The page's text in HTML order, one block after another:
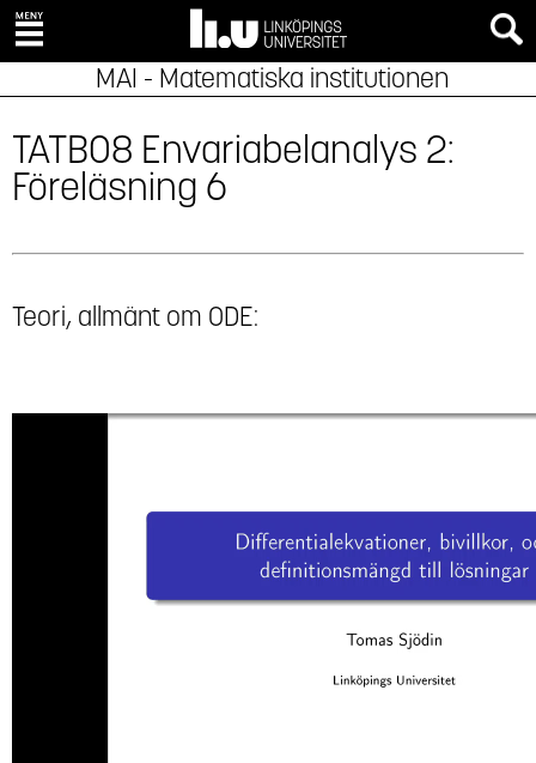
MAI - Matematiska institutionen
TATB08 Envariabelanalys 2:
Föreläsning 6
Teori, allmänt om ODE: